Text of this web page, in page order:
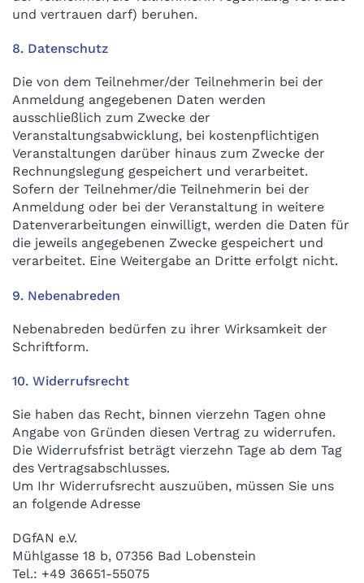
und vertrauen darf) beruhen.
8. Datenschutz
Die von dem Teilnehmer/der Teilnehmerin bei der
Anmeldung angegebenen Daten werden
ausschließlich zum Zwecke der
Veranstaltungsabwicklung, bei kostenpflichtigen
Veranstaltungen darüber hinaus zum Zwecke der
Rechnungslegung gespeichert und verarbeitet.
Sofern der Teilnehmer/die Teilnehmerin bei der
Anmeldung oder bei der Veranstaltung in weitere
Datenverarbeitungen einwilligt, werden die Daten für
die jeweils angegebenen Zwecke gespeichert und
verarbeitet. Eine Weitergabe an Dritte erfolgt nicht.
9. Nebenabreden
Nebenabreden bedürfen zu ihrer Wirksamkeit der
Schriftform.
10. Widerrufsrecht
Sie haben das Recht, binnen vierzehn Tagen ohne
Angabe von Gründen diesen Vertrag zu widerrufen.
Die Widerrufsfrist beträgt vierzehn Tage ab dem Tag
des Vertragsabschlusses.
Um Ihr Widerrufsrecht auszuüben, müssen Sie uns
an folgende Adresse
DGfAN e.V.
Mühlgasse 18 b, 07356 Bad Lobenstein
Tel.: +49 36651-55075